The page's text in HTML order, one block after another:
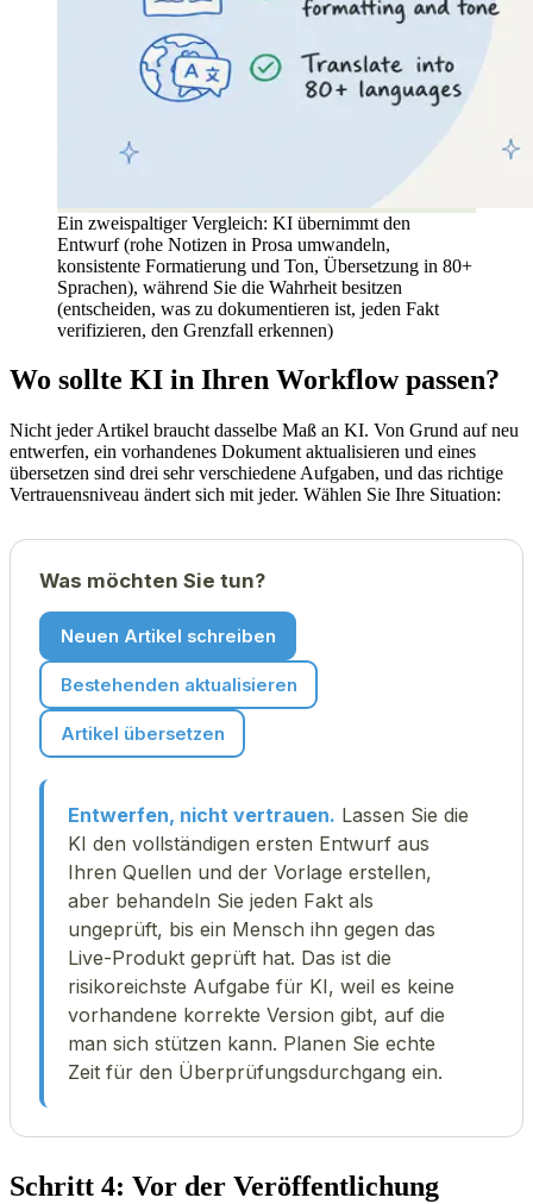
Ein zweispaltiger Vergleich: KI übernimmt den
Entwurf (rohe Notizen in Prosa umwandeln,
konsistente Formatierung und Ton, Übersetzung in 80+
Sprachen), während Sie die Wahrheit besitzen
(entscheiden, was zu dokumentieren ist, jeden Fakt
verifizieren, den Grenzfall erkennen)
Wo sollte KI in Ihren Workflow passen?
Nicht jeder Artikel braucht dasselbe Maß an KI. Von Grund auf neu
entwerfen, ein vorhandenes Dokument aktualisieren und eines
übersetzen sind drei sehr verschiedene Aufgaben, und das richtige
Vertrauensniveau ändert sich mit jeder. Wählen Sie Ihre Situation:
Was möchten Sie tun?
Neuen Artikel schreiben
Bestehenden aktualisieren
Artikel übersetzen
Entwerfen, nicht vertrauen. Lassen Sie die
KI den vollständigen ersten Entwurf aus
Ihren Quellen und der Vorlage erstellen,
aber behandeln Sie jeden Fakt als
ungeprüft, bis ein Mensch ihn gegen das
Live-Produkt geprüft hat. Das ist die
risikoreichste Aufgabe für KI, weil es keine
vorhandene korrekte Version gibt, auf die
man sich stützen kann. Planen Sie echte
Zeit für den Überprüfungsdurchgang ein.
Schritt 4: Vor der Veröffentlichung